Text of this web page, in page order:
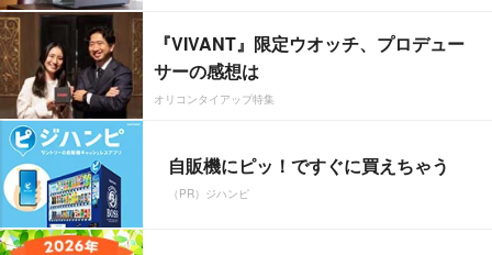
『VIVANT』限定ウオッチ、プロデュー
サーの感想は
オリコンタイアップ特集
自販機にピッ！ですぐに買えちゃう
（PR）ジハンピ